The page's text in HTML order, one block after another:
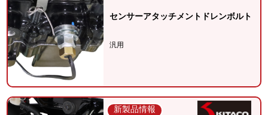
センサーアタッチメントドレンボルト
汎用
新製品情報